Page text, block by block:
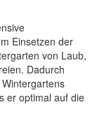
Einsetzen der
von Laub,
Dadurch
er optimal auf die